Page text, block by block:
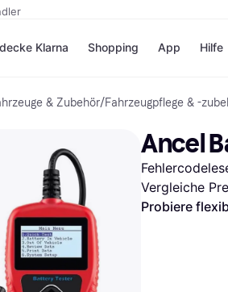
Klarna
Zahlungsmethoden
Sofort bezahlen
Bezahle in 3
Teilzahlungen
Bezahle in bis zu 30
Ratenzahlung
Shopping
Shops
eBay
Temu
SHEIN
App Hilfe
& Zubehör/Fahrzeugpflege & -
Ancel
Vergleiche
Probiere